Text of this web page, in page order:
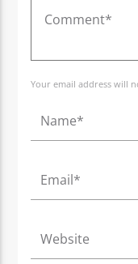
Your email address will